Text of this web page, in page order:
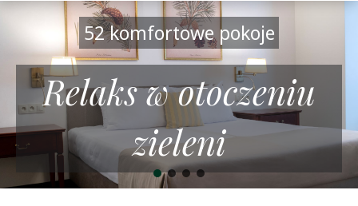
52 komfortowe pokoje
Relaks w otoczeniu
zieleni